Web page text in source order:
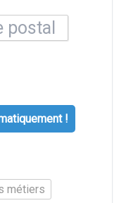
!
métiers